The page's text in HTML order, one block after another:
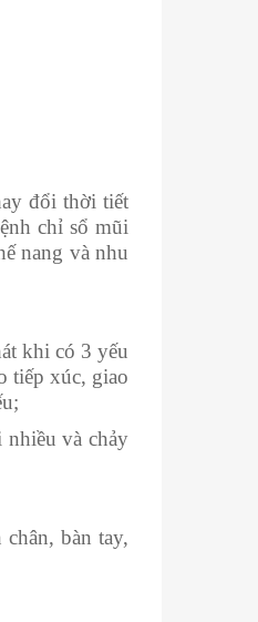
đổi thời tiết
chỉ sổ mũi
nang và nhu
khi có 3 yếu
tiếp xúc, giao
nhiều và chảy
bàn tay,